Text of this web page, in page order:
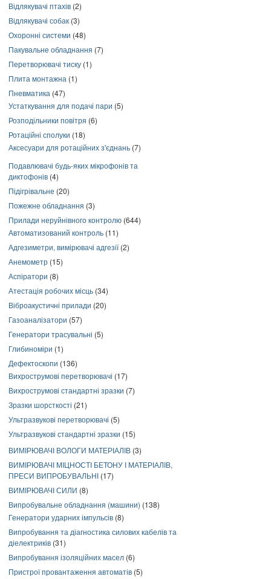
Відлякувачі птахів (2)
Відлякувачі собак (3)
Охоронні системи (48)
Пакувальне обладнання (7)
Перетворювачі тиску (1)
Плита монтажна (1)
Пневматика (47)
Устаткування для подачі пари (5)
Розподільники повітря (6)
Ротаційні сполуки (18)
Аксесуари для ротаційних з'єднань (7)
Подавлювачі будь-яких мікрофонів та
диктофонів (4)
Підігрівальне (20)
Пожежне обладнання (3)
Прилади неруйнівного контролю (644)
Автоматизований контроль (11)
Адгезиметри, вимірювачі адгезії(2)
Анемометр (15)
Аспіратори (8)
Атестація робочих місць (34)
Віброакустичні прилади (20)
Газоаналізатори (57)
Генератори трасувальні (5)
Глибиноміри (1)
Дефектоскопи (136)
Вихрострумові перетворювачі (17)
Вихрострумові стандартні зразки (7)
Зразки шорсткості (21)
Ультразвукові перетворювачі (5)
Ультразвукові стандартні зразки (15)
ВИМІРЮВАЧІ ВОЛОГИ МАТЕРІАЛІВ (3)
ВИМІРЮВАЧІ МІЦНОСТІ БЕТОНУ І МАТЕРІАЛІВ,
ПРЕСИ ВИПРОБУВАЛЬНІ (17)
ВИМІРЮВАЧІ СИЛИ (8)
Випробувальне обладнання (машини) (138)
Генератори ударних імпульсів (8)
Випробування та діагностика силових кабелів та
діелектриків (31)
Випробування ізоляційних масел (6)
Пристрої провантаження автоматів (5)